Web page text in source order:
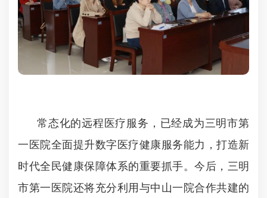
常态化的远程医疗服务，已经成为三明市第
一医院全面提升数字医疗健康服务能力，打造新
时代全民健康保障体系的重要抓手。今后，三明
市第一医院还将充分利用与中山一院合作共建的